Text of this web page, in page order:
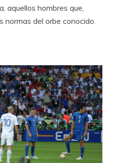
aquellos hombres que,
normas del orbe conocido.